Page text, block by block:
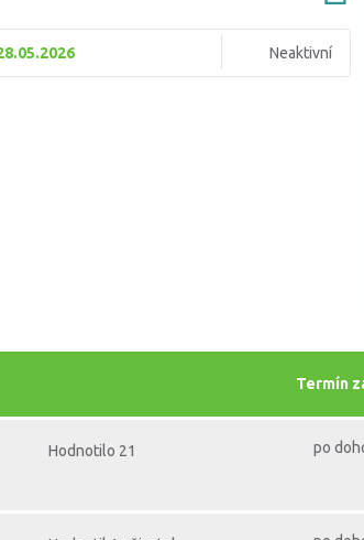
Neaktivní
Termín
Hodnotilo 21
po